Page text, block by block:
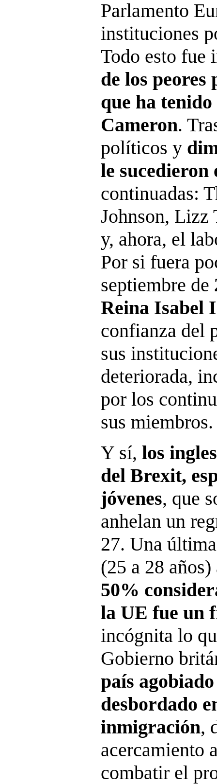
Parlamento
instituciones
Todo esto fue
de los
que ha
Cameron.
políticos y
le sucedieron
continuadas:
Johnson, Lizz
y, ahora, el
Por si fuera
septiembre de
Reina Isabel
confianza del
sus
deteriorada,
por los
sus miembros.
Y sí, los
del Brexit,
jóvenes, que
anhelan un
27. Una
(25 a 28
50%
la UE fue un
incógnita lo
Gobierno
país
desbordado
inmigración,
acercamiento
combatir el